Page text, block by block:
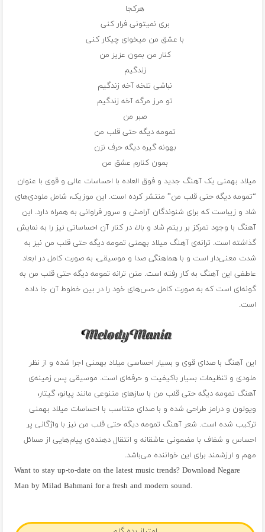
هرکجا
بری نمیتونی فرار کنی
با عشق من میخوای چیکار کنی
کنار من بمون عزیز من
زندگیم
نباشی تلخه آخه زندگیم
تو مرز مرگه آخه زندگیم
صبر من
تمومه دیگه حتی قلب من
بهونه گیره دیگه حرف نزن
بمون کنارم عشق من
میلاد بهمنی یک آهنگ جدید و فوق العاده با احساسات عالی و قوی با عنوان
“تمومه دیگه حتی قلب من” منتشر کرده است. این موزیک، شامل ملودی‌های
شاد و زیباست که برای شنوندگان آرامش و سرور فراوانی به همراه دارد. این
آهنگ با وجود تمرکز بر ریتم شاد و بالا، در کنار آن احساساتی نیز را به نمایش
گذاشته است. ترانه‌ی آهنگ میلاد بهمنی تمومه دیگه حتی قلب من نیز به
شدت معنی‌دار است و با هماهنگی صدا و موسیقی، به صورت کامل در ابعاد
عاطفی این آهنگ به کار رفته است. متن ترانه تمومه دیگه حتی قلب من به
گونه‌ای است که به صورت کامل حس‌های خود را در بین خطوط آن جا داده
است.
این آهنگ با صدای قوی و بسیار احساسی میلاد بهمنی اجرا شده و از نظر
ملودی و تنظیمات بسیار باکیفیت و حرفه‌ای است. موسیقی پس زمینه‌ی
آهنگ تمومه دیگه حتی قلب من با سازهای متنوعی مانند پیانو، گیتار،
ویولون و درامز طراحی شده و با صدای متناسب با احساسات میلاد بهمنی
ترکیب شده است. شعر آهنگ تمومه دیگه حتی قلب من نیز با واژگانی پر
احساس و شفاف با مضمونی عاشقانه و انتقال دهنده‌ی پیام‌هایی از مسائل
مهم و ارزشمند برای این خواننده می‌باشد.
Want to stay up-to-date on the latest music trends? Download Negare
Man by Milad Bahmani for a fresh and modern sound.